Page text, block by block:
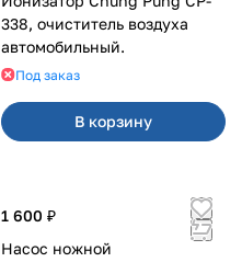
338, очиститель воздуха
автомобильный.
Под заказ
В корзину
1 600 ₽
Насос ножной